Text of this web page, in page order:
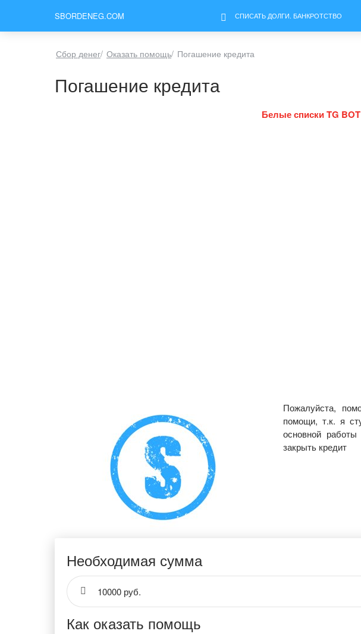
SBORDENEG.COM СПИСАТЬ ДОЛГИ. БАНКРОТСТВО
Сбор денег/ Оказать помощь/ Погашение кредита
Погашение кредита
Белые списки TG BOT
Пожалуйста,
помощи, т.к. я
основной
закрыть кредит
Необходимая сумма
10000 руб.
Как оказать помощь